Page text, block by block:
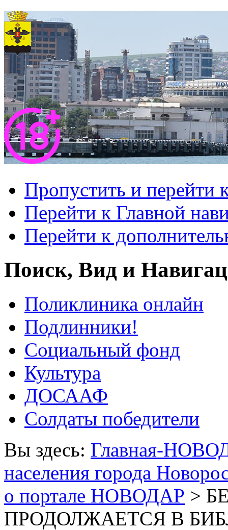
Пропустить и перейти
Перейти к Главной
Перейти к
Поиск, Вид и
Поликлиника онлайн
Подлинники!
Социальный фонд
Культура
ДОСААФ
Солдаты победители
Вы здесь: Главная-
населения города
о портале НОВОДАР >
ПРОДОЛЖАЕТСЯ В